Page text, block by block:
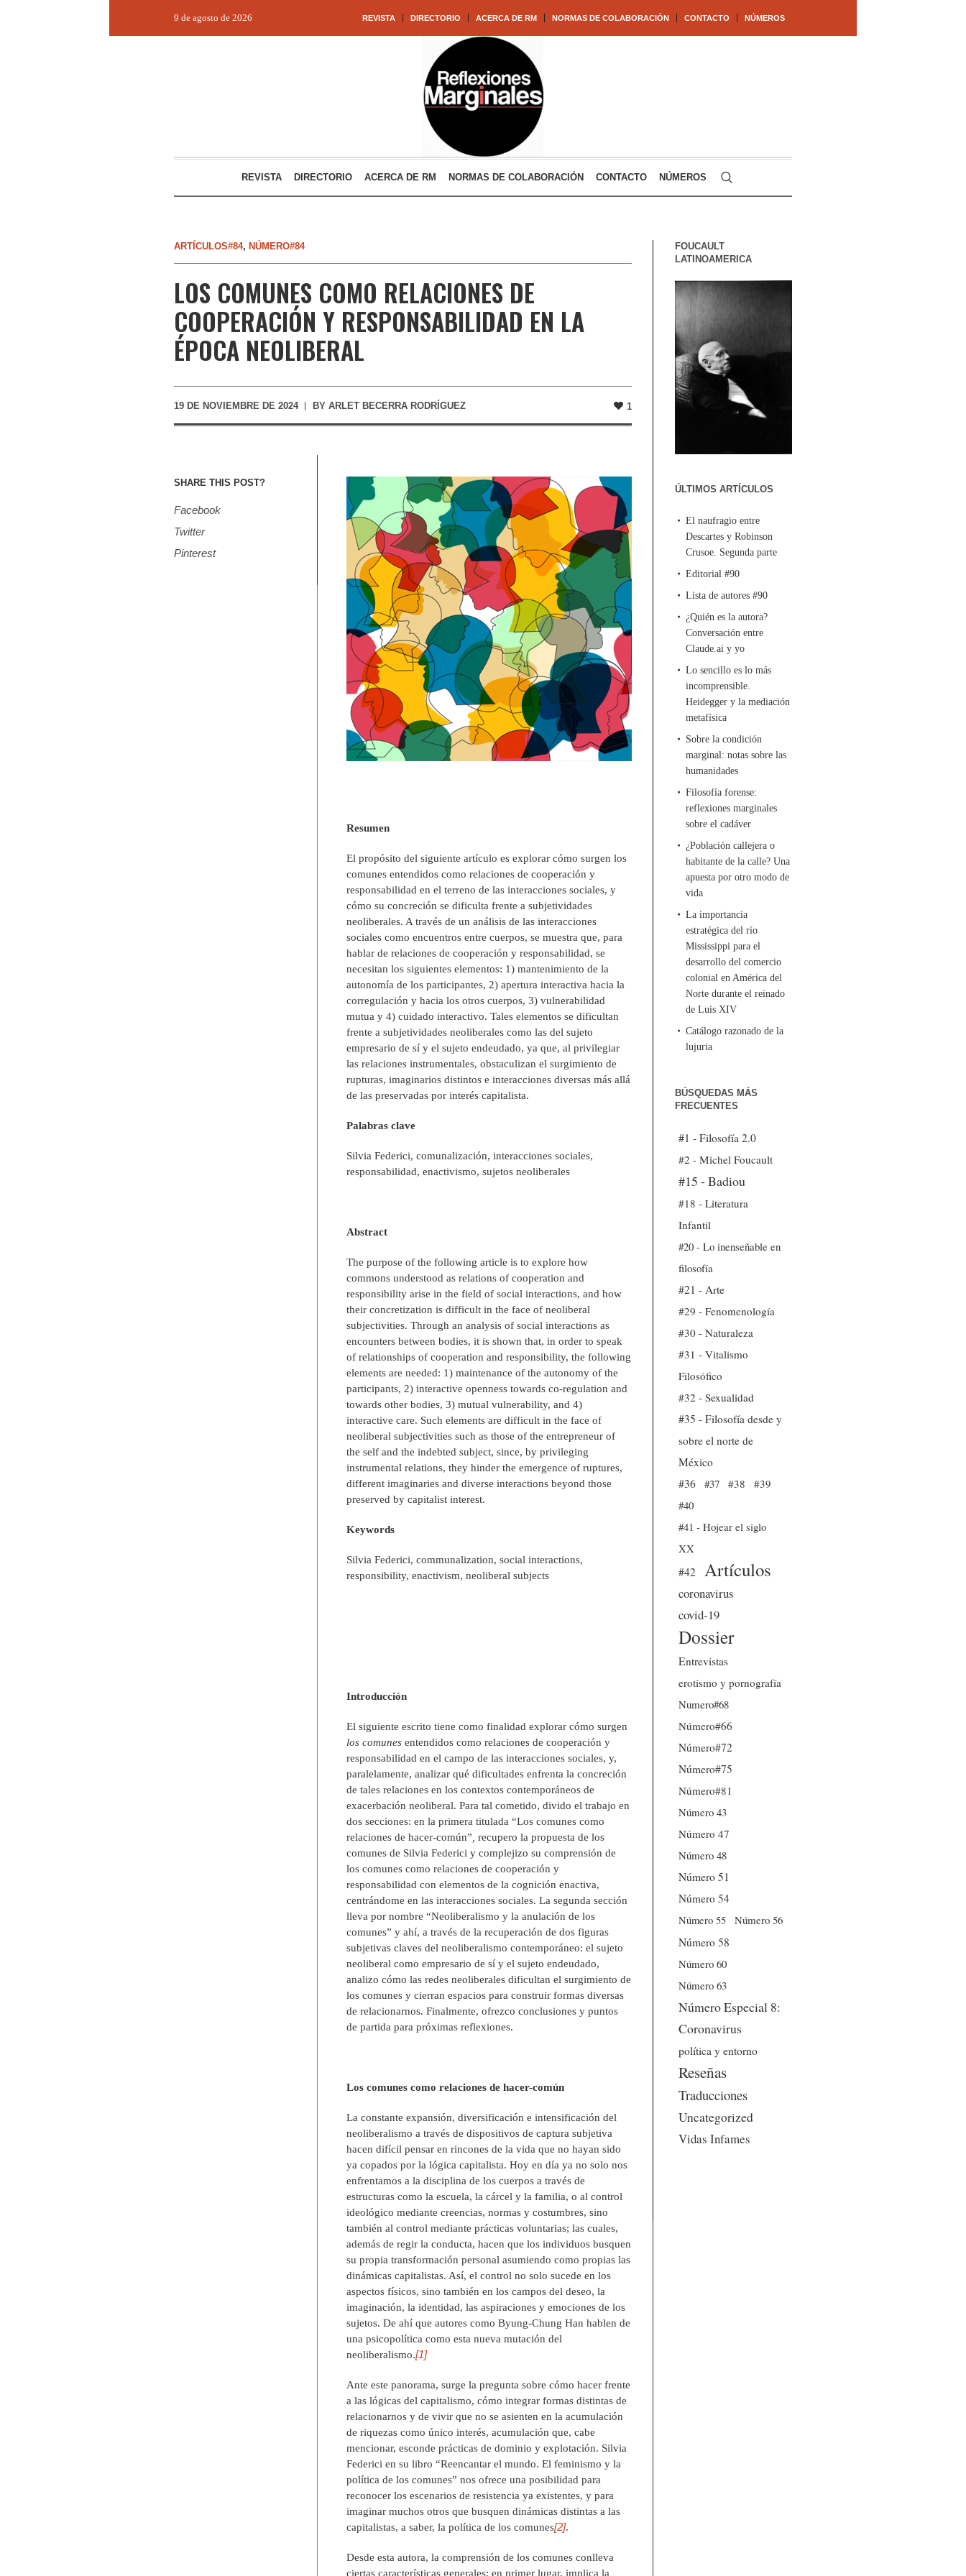
REVISTA DIRECTORIO ACERCA DE RM NORMAS DE COLABORACIÓN CONTACTO NÚMEROS
9 de agosto de 2026
REVISTA DIRECTORIO ACERCA DE RM NORMAS DE COLABORACIÓN CONTACTO NÚMEROS
ARTÍCULOS#84, NÚMERO#84
LOS COMUNES COMO RELACIONES DE
COOPERACIÓN Y RESPONSABILIDAD EN LA
ÉPOCA NEOLIBERAL
19 DE NOVIEMBRE DE 2024 BY ARLET BECERRA RODRÍGUEZ 1
SHARE THIS POST?
Facebook
Twitter
Pinterest
Resumen
El propósito del siguiente artículo es explorar cómo surgen los
comunes entendidos como relaciones de cooperación y
responsabilidad en el terreno de las interacciones sociales, y
cómo su concreción se dificulta frente a subjetividades
neoliberales. A través de un análisis de las interacciones
sociales como encuentros entre cuerpos, se muestra que, para
hablar de relaciones de cooperación y responsabilidad, se
necesitan los siguientes elementos: 1) mantenimiento de la
autonomía de los participantes, 2) apertura interactiva hacia la
corregulación y hacia los otros cuerpos, 3) vulnerabilidad
mutua y 4) cuidado interactivo. Tales elementos se dificultan
frente a subjetividades neoliberales como las del sujeto
empresario de sí y el sujeto endeudado, ya que, al privilegiar
las relaciones instrumentales, obstaculizan el surgimiento de
rupturas, imaginarios distintos e interacciones diversas más allá
de las preservadas por interés capitalista.
Palabras clave
Silvia Federici, comunalización, interacciones sociales,
responsabilidad, enactivismo, sujetos neoliberales
Abstract
The purpose of the following article is to explore how
commons understood as relations of cooperation and
responsibility arise in the field of social interactions, and how
their concretization is difficult in the face of neoliberal
subjectivities. Through an analysis of social interactions as
encounters between bodies, it is shown that, in order to speak
of relationships of cooperation and responsibility, the following
elements are needed: 1) maintenance of the autonomy of the
participants, 2) interactive openness towards co-regulation and
towards other bodies, 3) mutual vulnerability, and 4)
interactive care. Such elements are difficult in the face of
neoliberal subjectivities such as those of the entrepreneur of
the self and the indebted subject, since, by privileging
instrumental relations, they hinder the emergence of ruptures,
different imaginaries and diverse interactions beyond those
preserved by capitalist interest.
Keywords
Silvia Federici, communalization, social interactions,
responsibility, enactivism, neoliberal subjects
Introducción
El siguiente escrito tiene como finalidad explorar cómo surgen
los comunes entendidos como relaciones de cooperación y
responsabilidad en el campo de las interacciones sociales, y,
paralelamente, analizar qué dificultades enfrenta la concreción
de tales relaciones en los contextos contemporáneos de
exacerbación neoliberal. Para tal cometido, divido el trabajo en
dos secciones: en la primera titulada “Los comunes como
relaciones de hacer-común” recupero la propuesta de los
comunes de Silvia Federici y complejizo su comprensión de
los comunes como relaciones de cooperación y
responsabilidad con elementos de la cognición enactiva,
centrándome en las interacciones sociales. La segunda sección
lleva por nombre “Neoliberalismo y la anulación de los
comunes” y ahí, a través de la recuperación de dos figuras
subjetivas claves del neoliberalismo contemporáneo: el sujeto
neoliberal como empresario de sí y el sujeto endeudado,
analizo cómo las redes neoliberales dificultan el surgimiento de
los comunes y cierran espacios para construir formas diversas
de relacionarnos. Finalmente, ofrezco conclusiones y puntos
de partida para próximas reflexiones.
Los comunes como relaciones de hacer-común
La constante expansión, diversificación e intensificación del
neoliberalismo a través de dispositivos de captura subjetiva
hacen difícil pensar en rincones de la vida que no hayan sido
ya copados por la lógica capitalista. Hoy en día ya no solo nos
enfrentamos a la disciplina de los cuerpos a través de
estructuras como la escuela, la cárcel y la familia, o al control
ideológico mediante creencias, normas y costumbres, sino
también al control mediante prácticas voluntarias; las cuales,
además de regir la conducta, hacen que los individuos busquen
su propia transformación personal asumiendo como propias las
dinámicas capitalistas. Así, el control no solo sucede en los
aspectos físicos, sino también en los campos del deseo, la
imaginación, la identidad, las aspiraciones y emociones de los
sujetos. De ahí que autores como Byung-Chung Han hablen de
una psicopolítica como esta nueva mutación del
neoliberalismo.[1]
Ante este panorama, surge la pregunta sobre cómo hacer frente
a las lógicas del capitalismo, cómo integrar formas distintas de
relacionarnos y de vivir que no se asienten en la acumulación
de riquezas como único interés, acumulación que, cabe
mencionar, esconde prácticas de dominio y explotación. Silvia
Federici en su libro “Reencantar el mundo. El feminismo y la
política de los comunes” nos ofrece una posibilidad para
reconocer los escenarios de resistencia ya existentes, y para
imaginar muchos otros que busquen dinámicas distintas a las
capitalistas, a saber, la política de los comunes[2].
Desde esta autora, la comprensión de los comunes conlleva
ciertas características generales: en primer lugar, implica la
FOUCAULT
LATINOAMERICA
ÚLTIMOS ARTÍCULOS
El naufragio entre
Descartes y Robinson
Crusoe. Segunda parte
Editorial #90
Lista de autores #90
¿Quién es la autora?
Conversación entre
Claude.ai y yo
Lo sencillo es lo más
incomprensible.
Heidegger y la mediación
metafísica
Sobre la condición
marginal: notas sobre las
humanidades
Filosofía forense:
reflexiones marginales
sobre el cadáver
¿Población callejera o
habitante de la calle? Una
apuesta por otro modo de
vida
La importancia
estratégica del río
Mississippi para el
desarrollo del comercio
colonial en América del
Norte durante el reinado
de Luis XIV
Catálogo razonado de la
lujuria
BÚSQUEDAS MÁS
FRECUENTES
#1 - Filosofía 2.0
#2 - Michel Foucault
#15 - Badiou
#18 - Literatura
Infantil
#20 - Lo inenseñable en
filosofía
#21 - Arte
#29 - Fenomenología
#30 - Naturaleza
#31 - Vitalismo
Filosófico
#32 - Sexualidad
#35 - Filosofía desde y
sobre el norte de
México
#36
#37 #38
#39
#40
#41 - Hojear el siglo
XX
#42
Artículos
coronavirus
covid-19
Dossier
Entrevistas
erotismo y pornografía
Numero#68
Número#66
Número#72
Número#75
Número#81
Número 43
Número 47
Número 48
Número 51
Número 54
Número 55
Número 56
Número 58
Número 60
Número 63
Número Especial 8:
Coronavirus
política y entorno
Reseñas
Traducciones
Uncategorized
Vidas Infames